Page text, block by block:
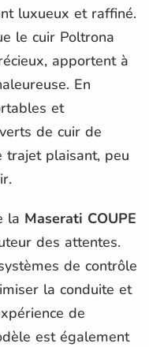
luxueux et raffiné.
le cuir Poltrona
apportent à
En
et
de cuir de
trajet plaisant, peu
la Maserati COUPE
des attentes.
de contrôle
la conduite et
de
est également